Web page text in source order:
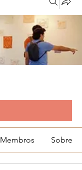
Membros Sobre